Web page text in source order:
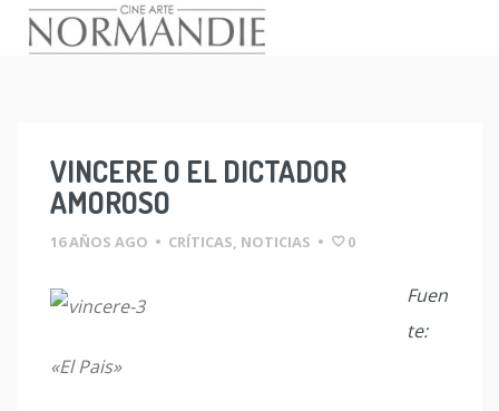
VINCERE O EL DICTADOR
AMOROSO
16 AÑOS AGO • CRÍTICAS, NOTICIAS • 0
Fuen
te:
«El Pais»